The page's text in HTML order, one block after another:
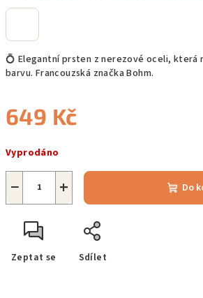
💍 Elegantní prsten z nerezové oceli, která
barvu. Francouzská značka Bohm.
649 Kč
cena:
Vyprodáno
+
− Do
Zeptat se Sdílet